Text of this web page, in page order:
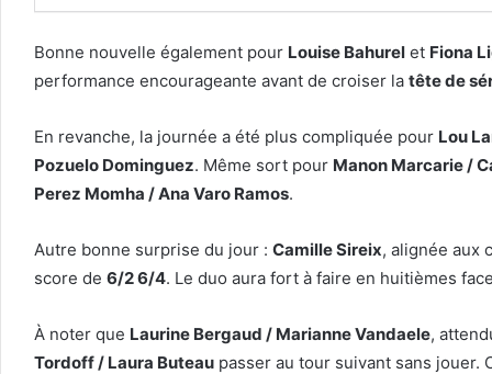
Bonne nouvelle également pour Louise Bahurel et Fiona
performance encourageante avant de croiser la tête de
En revanche, la journée a été plus compliquée pour Lou
Pozuelo Dominguez. Même sort pour Manon Marcarie /
Perez Momha / Ana Varo Ramos.
Autre bonne surprise du jour : Camille Sireix, alignée aux
score de 6/2 6/4. Le duo aura fort à faire en huitièmes
À noter que Laurine Bergaud / Marianne Vandaele,
Tordoff / Laura Buteau passer au tour suivant sans